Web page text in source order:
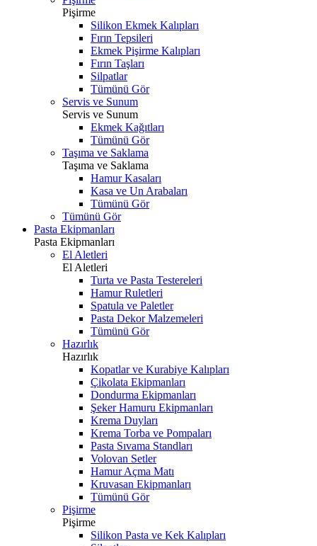
Pişirme
Silikon Ekmek Kalıpları
Fırın Tepsileri
Ekmek Pişirme Kalıpları
Fırın Taşları
Silpatlar
Tümünü Gör
Servis ve Sunum
Servis ve Sunum
Ekmek Kağıtları
Tümünü Gör
Taşıma ve Saklama
Taşıma ve Saklama
Hamur Kasaları
Kasa ve Un Arabaları
Tümünü Gör
Tümünü Gör
Pasta Ekipmanları
Pasta Ekipmanları
El Aletleri
El Aletleri
Turta ve Pasta Testereleri
Hamur Ruletleri
Spatula ve Paletler
Pasta Dekor Malzemeleri
Tümünü Gör
Hazırlık
Hazırlık
Kopatlar ve Kurabiye Kalıpları
Çikolata Ekipmanları
Dondurma Ekipmanları
Şeker Hamuru Ekipmanları
Krema Duyları
Krema Torba ve Pompaları
Pasta Sıvama Standları
Volovan Setler
Hamur Açma Matı
Kruvasan Ekipmanları
Tümünü Gör
Pişirme
Pişirme
Silikon Pasta ve Kek Kalıpları